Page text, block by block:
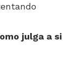
julga a si